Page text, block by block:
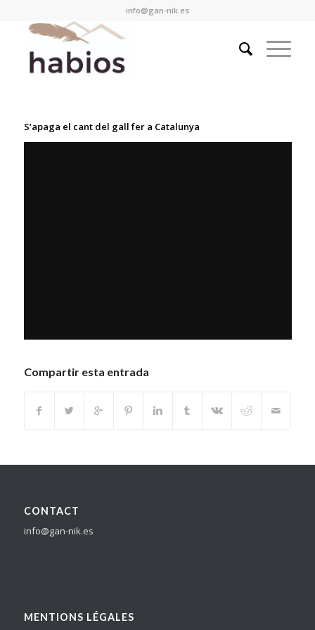
info@gan-nik.es
S’apaga el cant del gall fer a Catalunya
Compartir esta entrada
CONTACT
info@gan-nik.es
MENTIONS LÉGALES